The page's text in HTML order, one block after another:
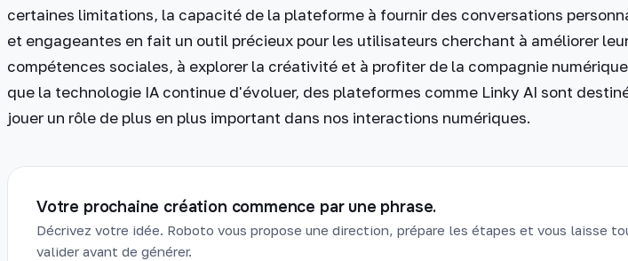
certaines limitations, la capacité de la plateforme à fournir des conversations
et engageantes en fait un outil précieux pour les utilisateurs cherchant à améliorer
compétences sociales, à explorer la créativité et à profiter de la compagnie
que la technologie IA continue d'évoluer, des plateformes comme Linky AI sont
jouer un rôle de plus en plus important dans nos interactions numériques.
Votre prochaine création commence par une phrase.
Décrivez votre idée. Roboto vous propose une direction, prépare les étapes et vous laisse
valider avant de générer.